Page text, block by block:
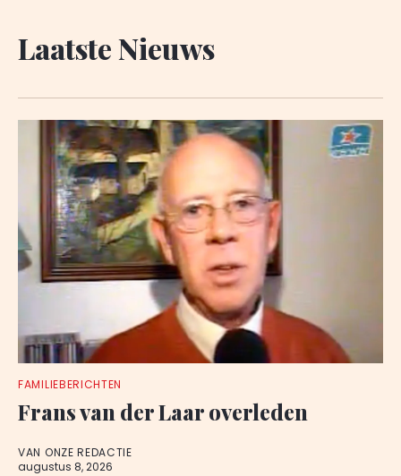
Laatste Nieuws
FAMILIEBERICHTEN
Frans van der Laar overleden
VAN ONZE REDACTIE
augustus 8, 2026